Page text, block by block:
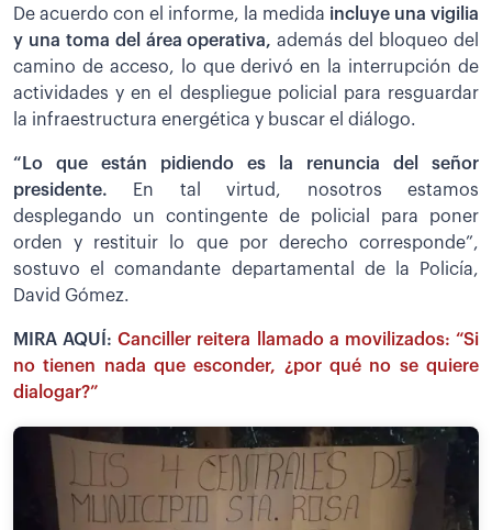
De acuerdo con el informe, la medida incluye una vigilia
y una toma del área operativa, además del bloqueo del
camino de acceso, lo que derivó en la interrupción de
actividades y en el despliegue policial para resguardar
la infraestructura energética y buscar el diálogo.
“Lo que están pidiendo es la renuncia del señor
presidente. En tal virtud, nosotros estamos
desplegando un contingente de policial para poner
orden y restituir lo que por derecho corresponde”,
sostuvo el comandante departamental de la Policía,
David Gómez.
MIRA AQUÍ:Canciller reitera llamado a movilizados: “Si
no tienen nada que esconder, ¿por qué no se quiere
dialogar?”